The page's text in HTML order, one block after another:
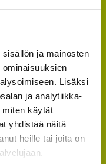
ja mainosten
Lisäksi
ja analytiikka-
miten käytät
yhdistää näitä
heille tai joita on